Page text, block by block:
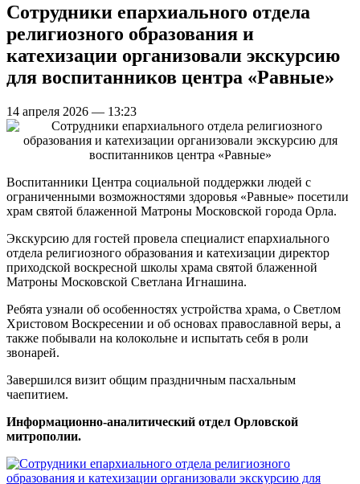
Сотрудники епархиального отдела
религиозного образования и
катехизации организовали экскурсию
для воспитанников центра «Равные»
14 апреля 2026 — 13:23
Воспитанники Центра социальной поддержки людей с
ограниченными возможностями здоровья «Равные» посетили
храм святой блаженной Матроны Московской города Орла.
Экскурсию для гостей провела специалист епархиального
отдела религиозного образования и катехизации директор
приходской воскресной школы храма святой блаженной
Матроны Московской Светлана Игнашина.
Ребята узнали об особенностях устройства храма, о Светлом
Христовом Воскресении и об основах православной веры, а
также побывали на колокольне и испытать себя в роли
звонарей.
Завершился визит общим праздничным пасхальным
чаепитием.
Информационно-аналитический отдел Орловской
митрополии.